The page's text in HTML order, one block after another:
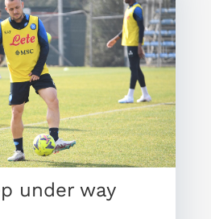
under way